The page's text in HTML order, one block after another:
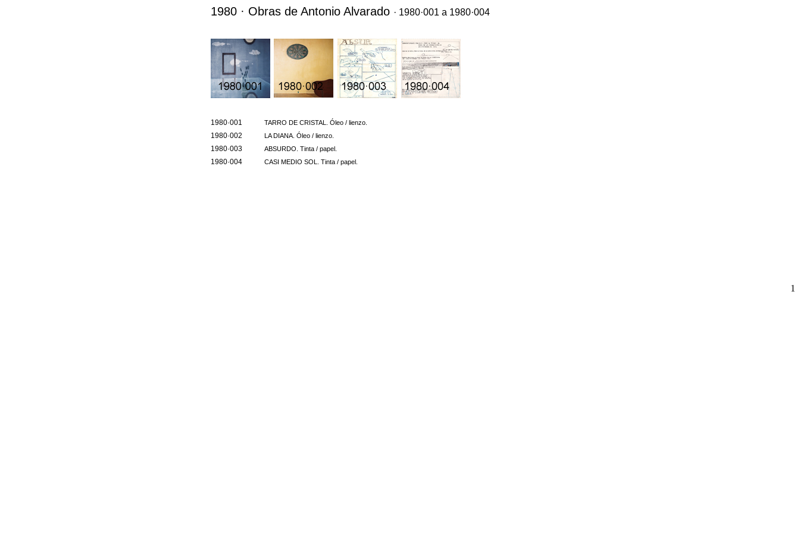
1980 · Obras de Antonio Alvarado · 1980·001 a 1980·004
1980·001 TARRO DE CRISTAL. Óleo / lienzo.
1980·002 LA DIANA. Óleo / lienzo.
1980·003 ABSURDO. Tinta / papel.
1980·004 CASI MEDIO SOL. Tinta / papel.
1